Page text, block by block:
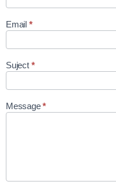
Email *
Suject *
Message*